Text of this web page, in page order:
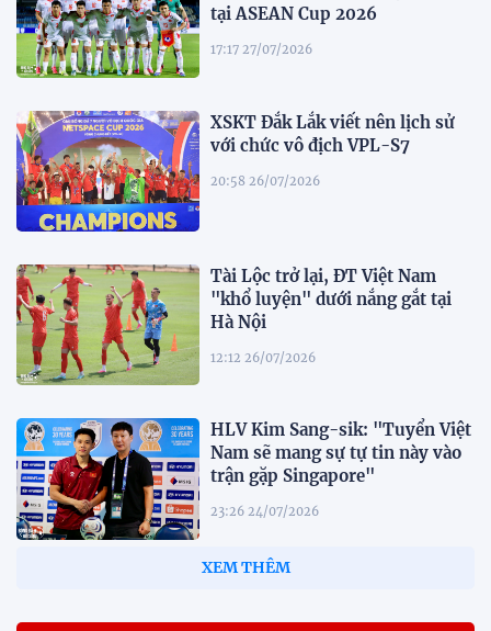
tại ASEAN Cup 2026
17:17 27/07/2026
XSKT Đắk Lắk viết nên lịch sử
với chức vô địch VPL-S7
20:58 26/07/2026
Tài Lộc trở lại, ĐT Việt Nam
"khổ luyện" dưới nắng gắt tại
Hà Nội
12:12 26/07/2026
HLV Kim Sang-sik: "Tuyển Việt
Nam sẽ mang sự tự tin này vào
trận gặp Singapore"
23:26 24/07/2026
XEM THÊM